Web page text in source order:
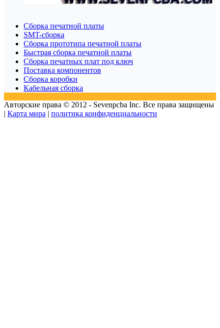
Сборка печатной платы
SMT-сборка
Сборка прототипа печатной платы
Быстрая сборка печатной платы
Сборка печатных плат под ключ
Поставка компонентов
Сборка коробки
Кабельная сборка
Авторские права © 2012 - Sevenpcba Inc. Все права защищены
| Карта мира | политика конфиденциальности